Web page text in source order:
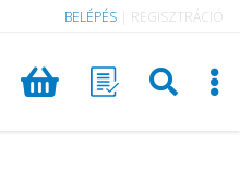
BELÉPÉS REGISZTRÁCIÓ